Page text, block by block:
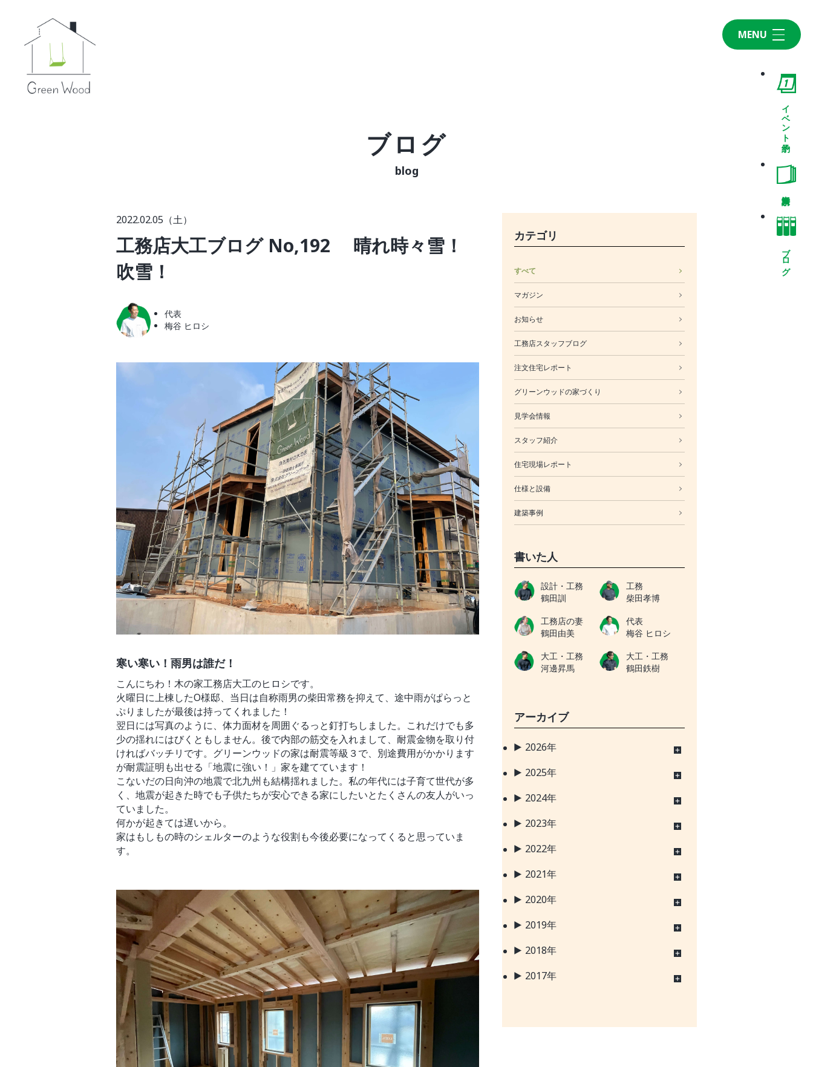
MENU
ABOUT
ブログ
お問い合わせ・資料請求
イベント予約
ブログ
ブログ
blog
2022.02.05（土）
工務店大工ブログ No,192 晴れ時々雪！
吹雪！
代表
梅谷 ヒロシ
寒い寒い！雨男は誰だ！
こんにちわ！木の家工務店大工のヒロシです。
火曜日に上棟したO様邸、当日は自称雨男の柴田常務を抑えて、途中雨がぱらっと
ぷりましたが最後は持ってくれました！
翌日には写真のように、体力面材を周囲ぐるっと釘打ちしました。これだけでも多
少の揺れにはびくともしません。後で内部の筋交を入れまして、耐震金物を取り付
ければバッチリです。グリーンウッドの家は耐震等級３で、別途費用がかかります
が耐震証明も出せる「地震に強い！」家を建てています！
こないだの日向沖の地震で北九州も結構揺れました。私の年代には子育て世代が多
く、地震が起きた時でも子供たちが安心できる家にしたいとたくさんの友人がいっ
ていました。
何かが起きては遅いから。
家はもしもの時のシェルターのような役割も今後必要になってくると思っていま
す。
カテゴリ
すべて
マガジン
お知らせ
工務店スタッフブログ
注文住宅レポート
グリーンウッドの家づくり
見学会情報
スタッフ紹介
住宅現場レポート
仕様と設備
建築事例
書いた人
設計・工務
鶴田訓
工務
柴田孝博
工務店の妻
鶴田由美
代表
梅谷 ヒロシ
大工・工務
河邊昇馬
大工・工務
鶴田鉄樹
アーカイブ
2026年
2025年
2024年
2023年
2022年
2021年
2020年
2019年
2018年
2017年